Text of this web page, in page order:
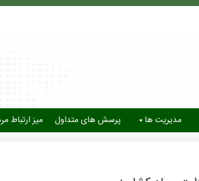
مدیریت ها پرسش های متداول میز ارتباط